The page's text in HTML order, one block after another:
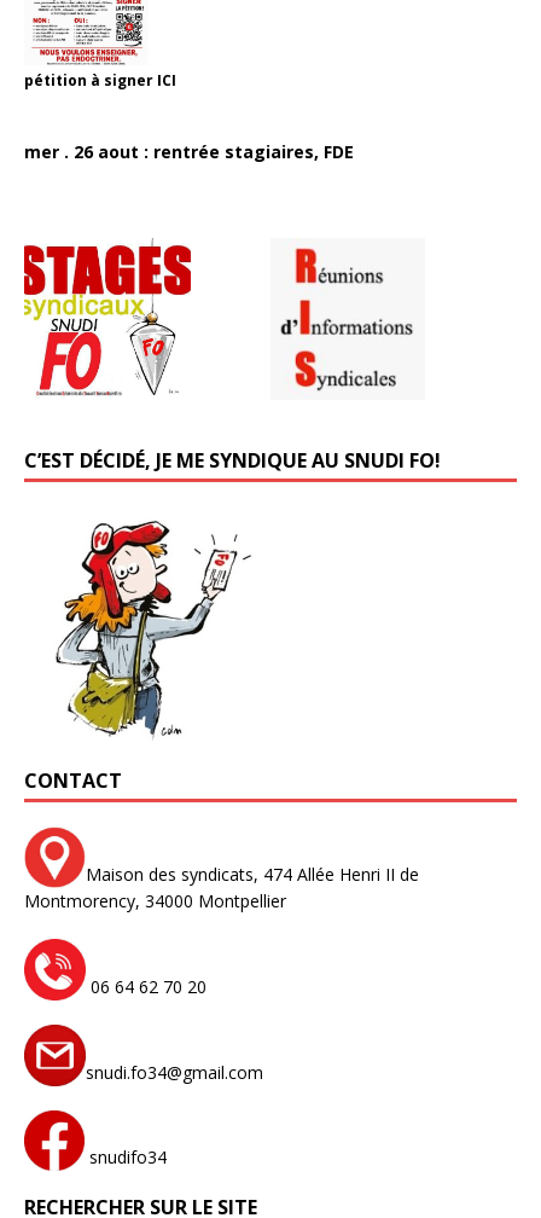
pétition à signer ICI
mer . 26 aout : rentrée stagiaires, FDE
C’EST DÉCIDÉ, JE ME SYNDIQUE AU SNUDI FO!
CONTACT
Maison des syndicats, 474 Allée Henri II de
Montmorency, 34000 Montpellier
06 64 62 70 20
snudi.fo34@gmail.com
snudifo34
RECHERCHER SUR LE SITE